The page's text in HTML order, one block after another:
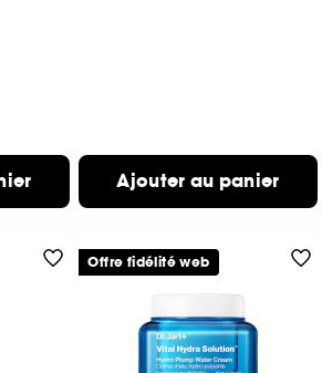
Ajouter au panier
Offre fidélité web